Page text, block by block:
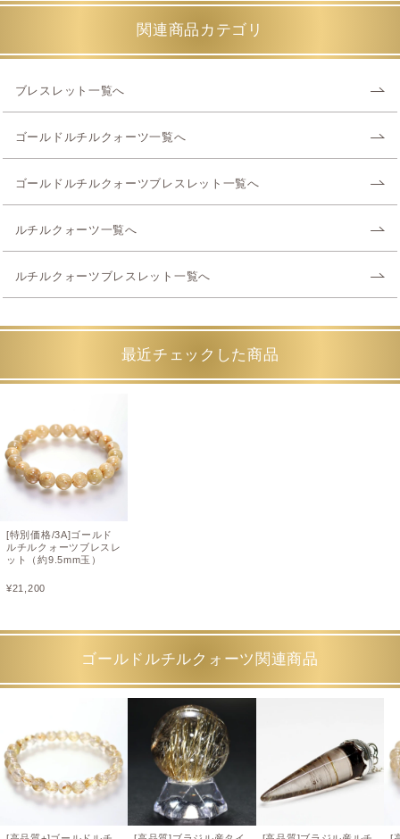
関連商品カテゴリ
ブレスレット一覧へ
ゴールドルチルクォーツ一覧へ
ゴールドルチルクォーツブレスレット一覧へ
ルチルクォーツ一覧へ
ルチルクォーツブレスレット一覧へ
最近チェックした商品
[特別価格/3A]ゴールド
ルチルクォーツブレスレ
ット（約9.5mm玉）
¥21,200
ゴールドルチルクォーツ関連商品